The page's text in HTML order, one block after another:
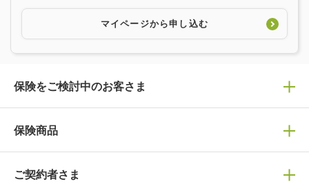
マイページから申し込む
保険をご検討中のお客さま
保険の選び方
保険選びで迷っている方はチェック！
保険商品
保険商品一覧
ご契約者さま